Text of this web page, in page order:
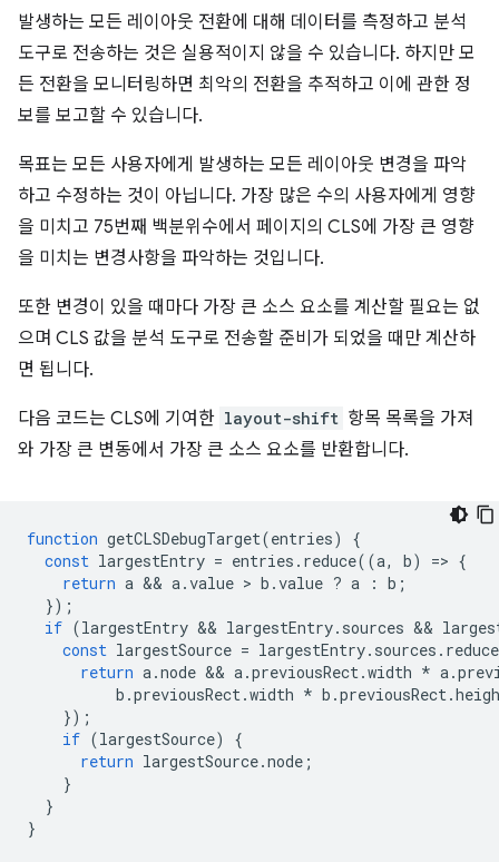
발생하는 모든 레이아웃 전환에 대해 데이터를 측정하고 분석
도구로 전송하는 것은 실용적이지 않을 수 있습니다. 하지만 모
든 전환을 모니터링하면 최악의 전환을 추적하고 이에 관한 정
보를 보고할 수 있습니다.
목표는 모든 사용자에게 발생하는 모든 레이아웃 변경을 파악
하고 수정하는 것이 아닙니다. 가장 많은 수의 사용자에게 영향
을 미치고 75번째 백분위수에서 페이지의 CLS에 가장 큰 영향
을 미치는 변경사항을 파악하는 것입니다.
또한 변경이 있을 때마다 가장 큰 소스 요소를 계산할 필요는 없
으며 CLS 값을 분석 도구로 전송할 준비가 되었을 때만 계산하
면 됩니다.
다음 코드는 CLS에 기여한 layout-shift 항목 목록을 가져
와 가장 큰 변동에서 가장 큰 소스 요소를 반환합니다.
function getCLSDebugTarget(entries)
{
const largestEntry = entries . reduce((a, b) => {
return a && a .value > b .value ? a : b ;
});
if (largestEntry && largestEntry. sources &&
const largestSource = largestEntry. sources . reduce
return a .node && a .previousRect .width * a .
b .previousRect .width * b .previousRect .
});
if (largestSource)
{
return largestSource.node ;
}
}
}